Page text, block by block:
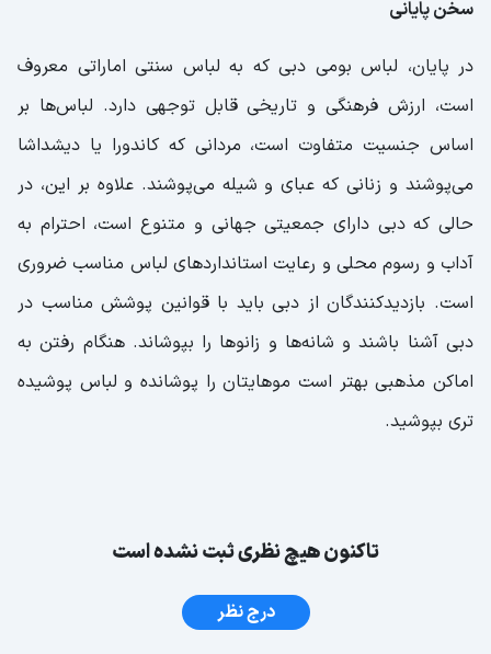
سخن پایانی
در پایان، لباس بومی دبی که به لباس سنتی اماراتی معروف
است، ارزش فرهنگی و تاریخی قابل توجهی دارد. لباس‌ها بر
اساس جنسیت متفاوت است، مردانی که کاندورا یا دیشداشا
می‌پوشند و زنانی که عبای و شیله می‌پوشند. علاوه بر این، در
حالی که دبی دارای جمعیتی جهانی و متنوع است، احترام به
آداب و رسوم محلی و رعایت استانداردهای لباس مناسب ضروری
است. بازدیدکنندگان از دبی باید با قوانین پوشش مناسب در
دبی آشنا باشند و شانه‌ها و زانوها را بپوشاند. هنگام رفتن به
اماکن مذهبی بهتر است موهایتان را پوشانده و لباس پوشیده
تری بپوشید.
تاکنون هیچ نظری ثبت نشده است
درج نظر